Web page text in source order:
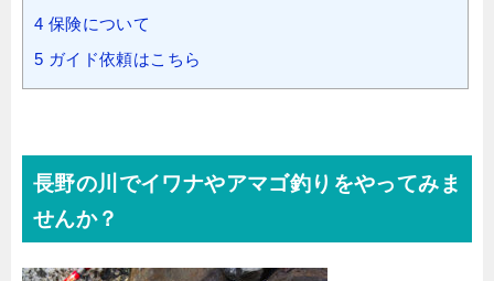
4 保険について
5 ガイド依頼はこちら
長野の川でイワナやアマゴ釣りをやってみま
せんか？